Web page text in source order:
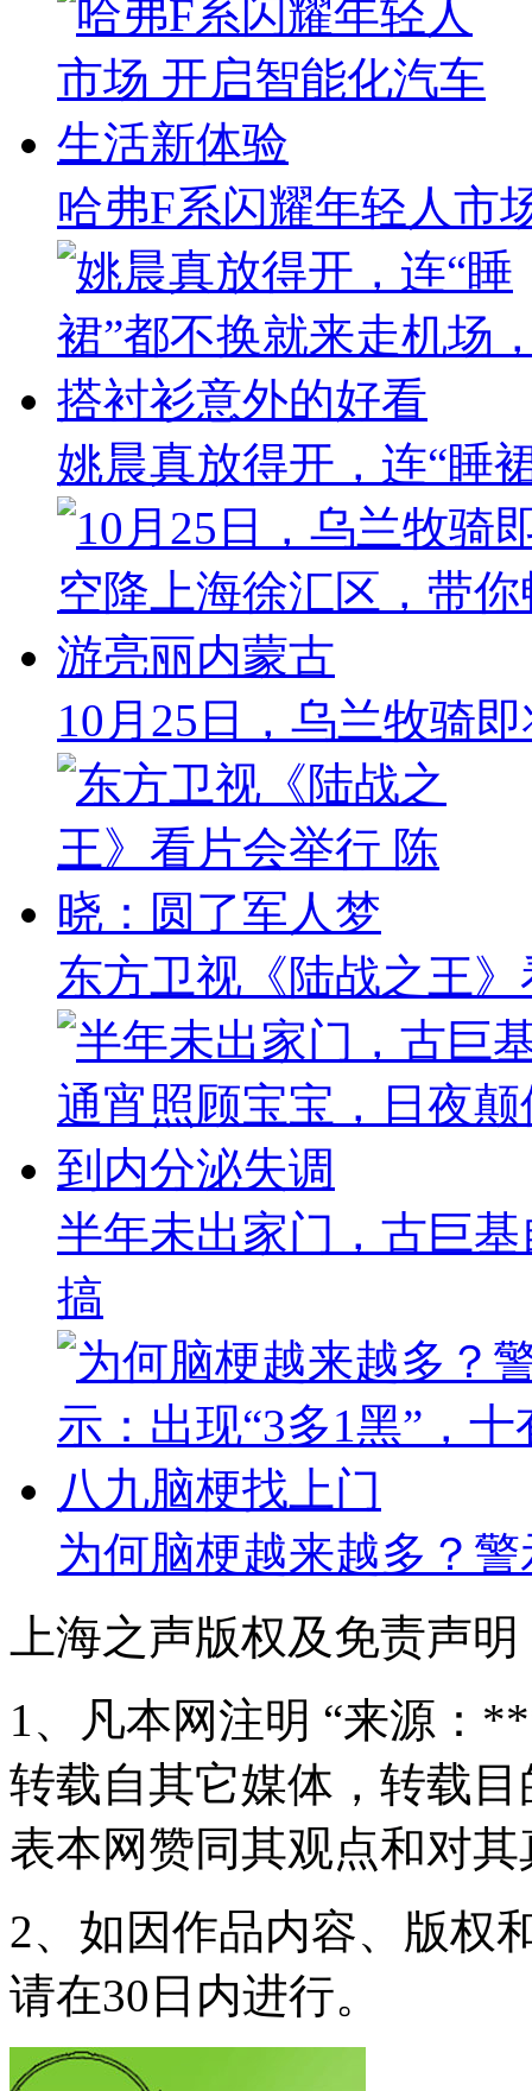
哈弗F系闪耀年轻人市
姚晨真放得开，连“睡
10月25日，乌兰牧骑
东方卫视《陆战之王
半年未出家门，古巨
搞
为何脑梗越来越多？
上海之声版权及免责声明
1、凡本网注明 “来源：
转载自其它媒体，转载
表本网赞同其观点和对
2、如因作品内容、版权
请在30日内进行。